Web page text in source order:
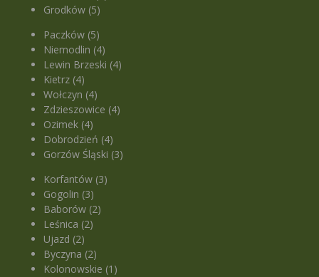
Grodków (5)
Paczków (5)
Niemodlin (4)
Lewin Brzeski (4)
Kietrz (4)
Wołczyn (4)
Zdzieszowice (4)
Ozimek (4)
Dobrodzień (4)
Gorzów Śląski (3)
Korfantów (3)
Gogolin (3)
Baborów (2)
Leśnica (2)
Ujazd (2)
Byczyna (2)
Kolonowskie (1)